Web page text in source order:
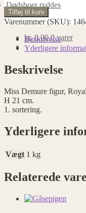
Dødsboer ryddes
kr.0,00 0 varer
Miss
Demure
Royal
Doulton
Tilføj til kurv
Varenummer (SKU):
Beskrivelse
Yderligere
Beskrivelse
Miss Demure figur,
H 21 cm.
1. sortering.
Yderligere
Vægt 1 kg
Relaterede